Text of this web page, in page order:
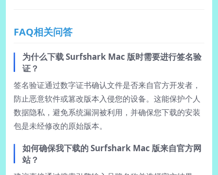
FAQ相关问答
为什么下载 Surfshark Mac 版时需要进行签名验
证？
签名验证通过数字证书确认文件是否来自官方开发者，
防止恶意软件或篡改版本入侵您的设备。这能保护个人
数据隐私，避免系统漏洞被利用，并确保您下载的安装
包是未经修改的原始版本。
如何确保我下载的 Surfshark Mac 版来自官方网
站？